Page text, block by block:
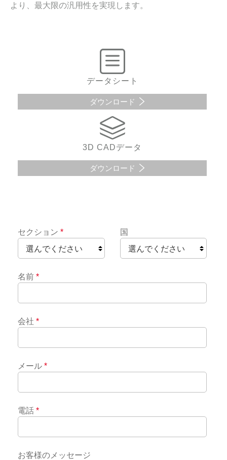
より、最大限の汎用性を実現します。
データシート
ダウンロード
3D CADデータ
ダウンロード
セクション * 国
名前 *
会社 *
メール *
電話 *
お客様のメッセージ